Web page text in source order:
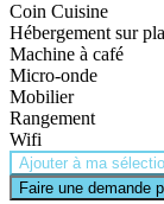
Coin Cuisine
Hébergement sur
Machine à café
Micro-onde
Mobilier
Rangement
Wifi
Ajouter à ma
Faire une demande